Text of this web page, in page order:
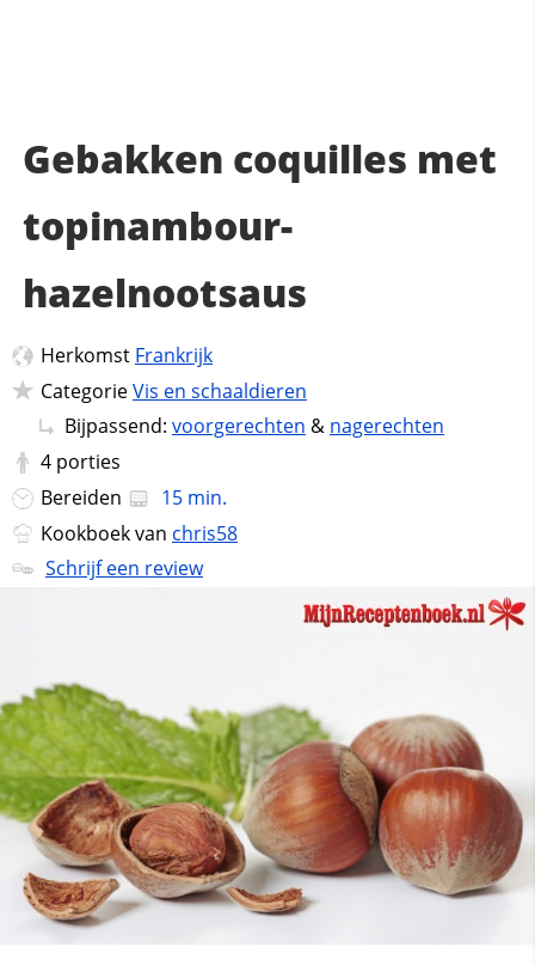
Gebakken coquilles met
topinambour-
hazelnootsaus
Herkomst Frankrijk
CategorieVis en schaaldieren
Bijpassend: voorgerechten & nagerechten
4 porties
Bereiden
15 min.
Kookboek van chris58
Schrijf een review